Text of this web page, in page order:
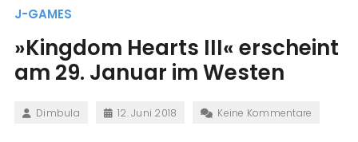
J-GAMES
»Kingdom Hearts III« erscheint
am 29. Januar im Westen
Dimbula 12. Juni 2018 Keine Kommentare